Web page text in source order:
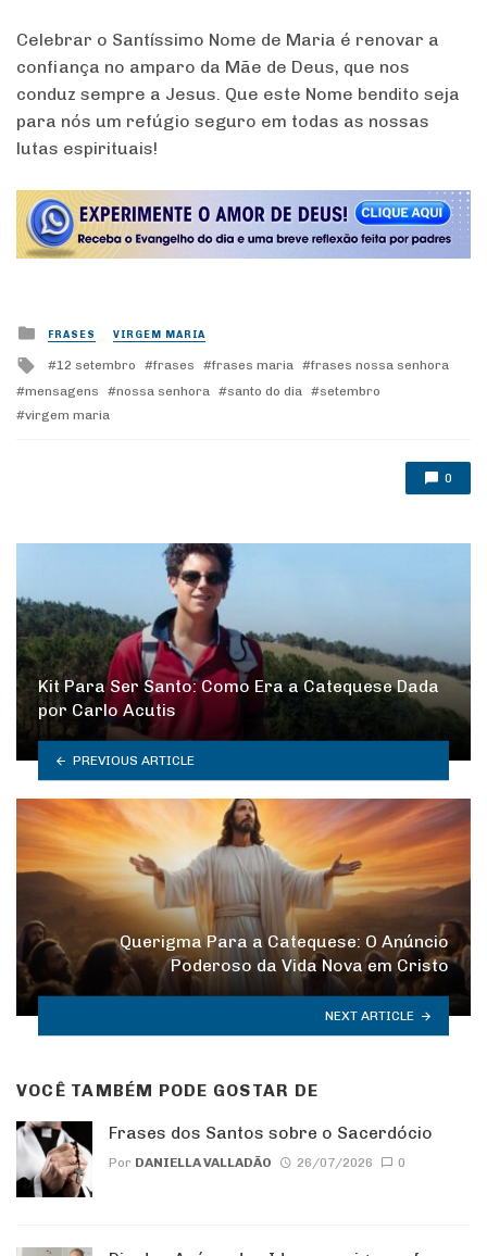
Celebrar o Santíssimo Nome de Maria é renovar a
confiança no amparo da Mãe de Deus, que nos
conduz sempre a Jesus. Que este Nome bendito seja
para nós um refúgio seguro em todas as nossas
lutas espirituais!
Posted
in
FRASES VIRGEM MARIA
Tagged
12 setembro frases frases maria
frases nossa senhora
mensagens
nossa senhora santo do dia
setembro
virgem maria
0
Kit Para Ser Santo: Como Era a Catequese Dada
por Carlo Acutis
PREVIOUS ARTICLE
Querigma Para a Catequese: O Anúncio
Poderoso da Vida Nova em Cristo
NEXT ARTICLE
VOCÊ TAMBÉM PODE GOSTAR DE
Frases dos Santos sobre o Sacerdócio
Por DANIELLA VALLADÃO 26/07/2026 0